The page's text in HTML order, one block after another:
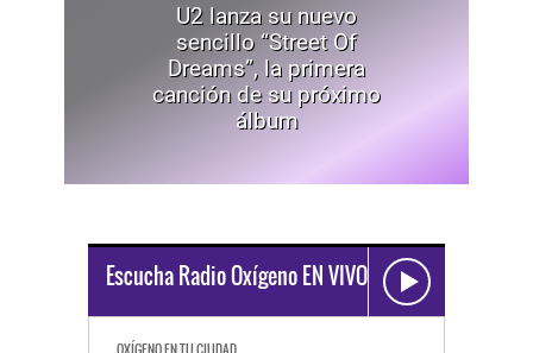
U2 lanza su nuevo
sencillo “Street Of
Dreams”, la primera
canción de su próximo
álbum
Escucha Radio Oxígeno EN VIVO
OXÍGENO EN TU CIUDAD